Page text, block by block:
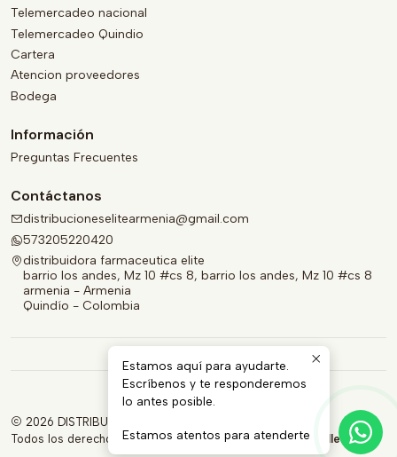
Telemercadeo nacional
Telemercadeo Quindio
Cartera
Atencion proveedores
Bodega
Información
Preguntas Frecuentes
Contáctanos
distribucioneselitearmenia@gmail.com
573205220420
distribuidora farmaceutica elite
barrio los andes, Mz 10 #cs 8, barrio los andes, Mz 10 #cs 8
armenia - Armenia
Quindío - Colombia
2026 DISTRIBUIDORA FARMACÉUTICA ELITE.
Todos los derechos reservados.Desarrollado por Jumpseller
Estamos aquí para ayudarte.
Escríbenos y te responderemos
lo antes posible.
Estamos atentos para atenderte